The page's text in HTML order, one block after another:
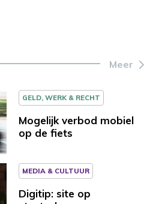
Meer
GELD, WERK & RECHT
Mogelijk verbod mobiel
op de fiets
MEDIA & CULTUUR
Digitip: site op